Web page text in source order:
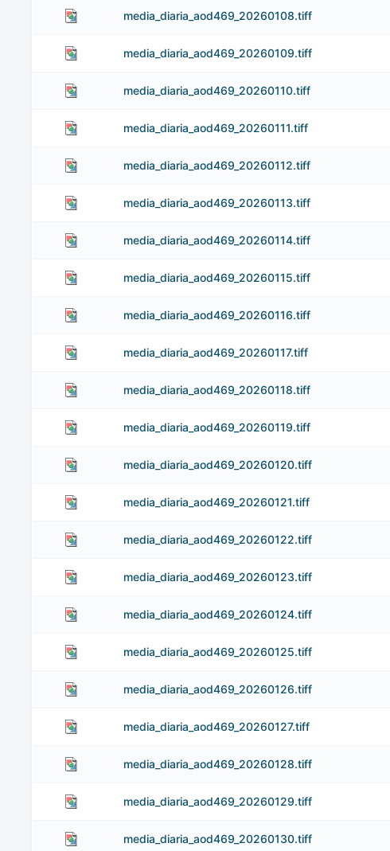
media_diaria_aod469_20260108.tiff
media_diaria_aod469_20260109.tiff
media_diaria_aod469_20260110.tiff
media_diaria_aod469_20260111.tiff
media_diaria_aod469_20260112.tiff
media_diaria_aod469_20260113.tiff
media_diaria_aod469_20260114.tiff
media_diaria_aod469_20260115.tiff
media_diaria_aod469_20260116.tiff
media_diaria_aod469_20260117.tiff
media_diaria_aod469_20260118.tiff
media_diaria_aod469_20260119.tiff
media_diaria_aod469_20260120.tiff
media_diaria_aod469_20260121.tiff
media_diaria_aod469_20260122.tiff
media_diaria_aod469_20260123.tiff
media_diaria_aod469_20260124.tiff
media_diaria_aod469_20260125.tiff
media_diaria_aod469_20260126.tiff
media_diaria_aod469_20260127.tiff
media_diaria_aod469_20260128.tiff
media_diaria_aod469_20260129.tiff
media_diaria_aod469_20260130.tiff